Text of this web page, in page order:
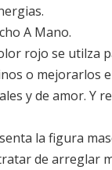
A Mano.
rojo se utilza
o mejorarlos
y de amor. Y
la figura
de arreglar